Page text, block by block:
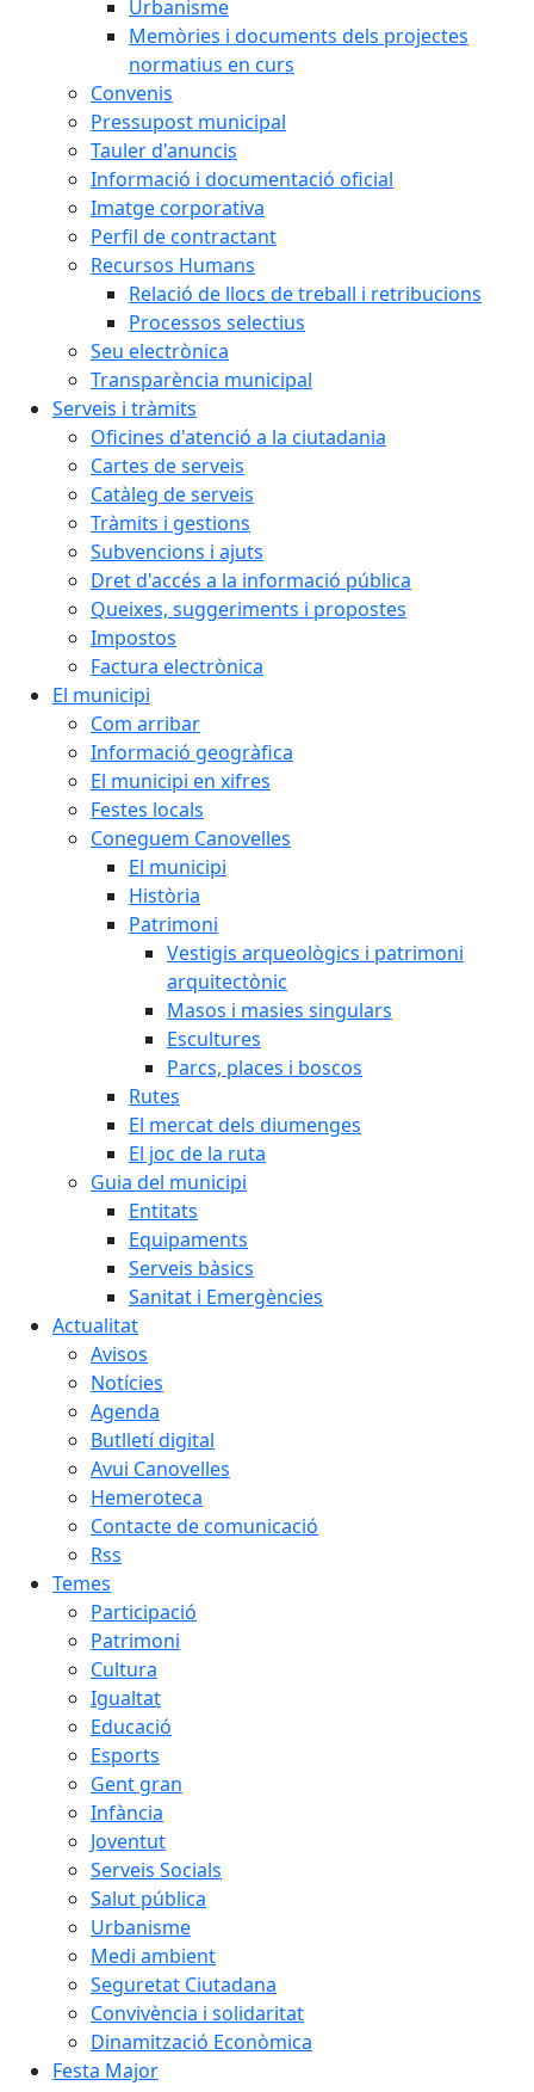
Urbanisme
Memòries i documents dels projectes
normatius en curs
Convenis
Pressupost municipal
Tauler d'anuncis
Informació i documentació oficial
Imatge corporativa
Perfil de contractant
Recursos Humans
Relació de llocs de treball i retribucions
Processos selectius
Seu electrònica
Transparència municipal
Serveis i tràmits
Oficines d'atenció a la ciutadania
Cartes de serveis
Catàleg de serveis
Tràmits i gestions
Subvencions i ajuts
Dret d'accés a la informació pública
Queixes, suggeriments i propostes
Impostos
Factura electrònica
El municipi
Com arribar
Informació geogràfica
El municipi en xifres
Festes locals
Coneguem Canovelles
El municipi
Història
Patrimoni
Vestigis arqueològics i patrimoni
arquitectònic
Masos i masies singulars
Escultures
Parcs, places i boscos
Rutes
El mercat dels diumenges
El joc de la ruta
Guia del municipi
Entitats
Equipaments
Serveis bàsics
Sanitat i Emergències
Actualitat
Avisos
Notícies
Agenda
Butlletí digital
Avui Canovelles
Hemeroteca
Contacte de comunicació
Rss
Temes
Participació
Patrimoni
Cultura
Igualtat
Educació
Esports
Gent gran
Infància
Joventut
Serveis Socials
Salut pública
Urbanisme
Medi ambient
Seguretat Ciutadana
Convivència i solidaritat
Dinamització Econòmica
Festa Major